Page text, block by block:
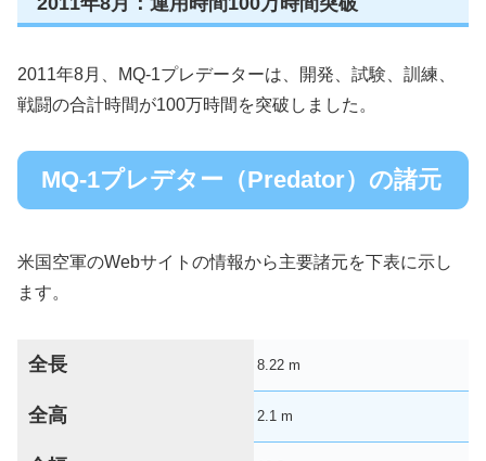
2011年8月、MQ-1プレデーターは、開発、試験、訓練、
戦闘の合計時間が100万時間を突破しました。
MQ-1プレデター（Predator）の諸元
米国空軍のWebサイトの情報から主要諸元を下表に示し
ます。
全長 8.22 m
全高 2.1 m